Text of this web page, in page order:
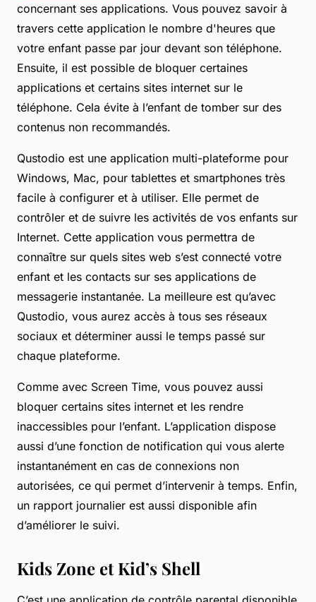
concernant ses applications. Vous pouvez savoir à
travers cette application le nombre d'heures que
votre enfant passe par jour devant son téléphone.
Ensuite, il est possible de bloquer certaines
applications et certains sites internet sur le
téléphone. Cela évite à l’enfant de tomber sur des
contenus non recommandés.
Qustodio est une application multi-plateforme pour
Windows, Mac, pour tablettes et smartphones très
facile à configurer et à utiliser. Elle permet de
contrôler et de suivre les activités de vos enfants sur
Internet. Cette application vous permettra de
connaître sur quels sites web s’est connecté votre
enfant et les contacts sur ses applications de
messagerie instantanée. La meilleure est qu’avec
Qustodio, vous aurez accès à tous ses réseaux
sociaux et déterminer aussi le temps passé sur
chaque plateforme.
Comme avec Screen Time, vous pouvez aussi
bloquer certains sites internet et les rendre
inaccessibles pour l’enfant. L’application dispose
aussi d’une fonction de notification qui vous alerte
instantanément en cas de connexions non
autorisées, ce qui permet d’intervenir à temps. Enfin,
un rapport journalier est aussi disponible afin
d’améliorer le suivi.
Kids Zone et Kid’s Shell